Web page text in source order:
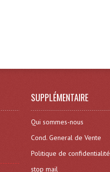
SUPPLÉMENTAIRE
Qui sommes-nous
Cond. General de Vente
Politique de confidentialité
stop mail